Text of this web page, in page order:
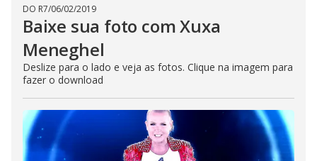
DO R7/06/02/2019
Baixe sua foto com Xuxa
Meneghel
Deslize para o lado e veja as fotos. Clique na imagem para
fazer o download